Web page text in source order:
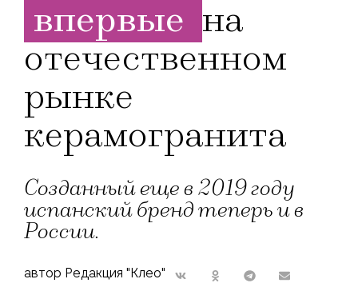
впервые на
отечественном
рынке
керамогранита
Созданный еще в 2019 году
испанский бренд теперь и в
России.
автор Редакция "Клео"